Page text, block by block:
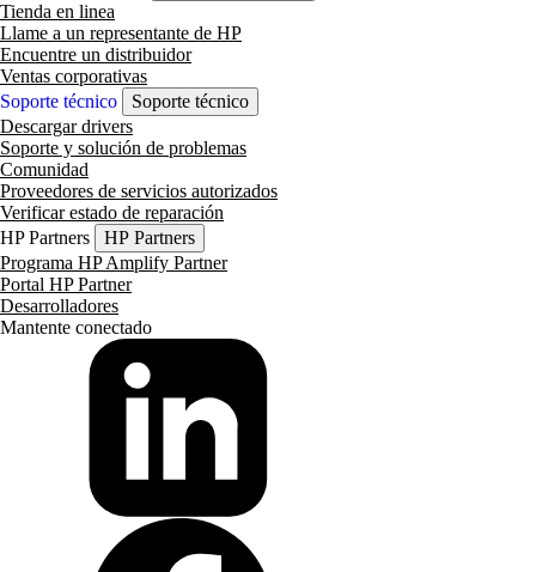
Tienda en linea
Llame a un representante de HP
Encuentre un distribuidor
Ventas corporativas
Soporte técnico
Soporte técnico
Descargar drivers
Soporte y solución de problemas
Comunidad
Proveedores de servicios autorizados
Verificar estado de reparación
HP Partners
HP Partners
Programa HP Amplify Partner
Portal HP Partner
Desarrolladores
Mantente conectado